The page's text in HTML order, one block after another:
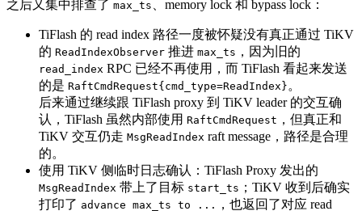
之后又集中排查了 max_ts 、memory lock 和 bypass lock：
TiFlash 的 read index 路径一度被怀疑没有真正通过 TiKV
的 ReadIndexObserver 推进 max_ts ，因为旧的
read_index RPC 已经不再使用，而 TiFlash 看起来发送
的是 RaftCmdRequest{cmd_type=ReadIndex} 。
后来通过继续跟 TiFlash proxy 到 TiKV leader 的交互确
认，TiFlash 虽然内部使用 RaftCmdRequest ，但真正和
TiKV 交互仍走 MsgReadIndex raft message，路径是合理
的。
使用 TiKV 侧临时日志确认：TiFlash Proxy 发出的
MsgReadIndex 带上了目标 start_ts ；TiKV 收到后确实
打印了 advance max_ts to ...
，也返回了对应 read